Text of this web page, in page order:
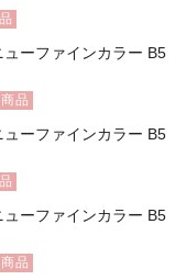
ーファインカラー B5
品
ーファインカラー B5
ーファインカラー B5
品